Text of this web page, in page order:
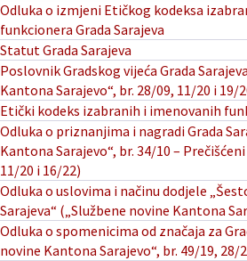
Odluka o izmjeni Etičkog kodeksa
funkcionera Grada Sarajeva
Statut Grada Sarajeva
Poslovnik Gradskog vijeća Grada
Kantona Sarajevo“, br. 28/09, 11/20 i 19/
Etički kodeks izabranih i imenovanih
Odluka o priznanjima i nagradi Grada
Kantona Sarajevo“, br. 34/10 –
11/20 i 16/22)
Odluka o uslovima i načinu dodjele
Sarajeva“ („Službene novine Kantona
Odluka o spomenicima od značaja za
novine Kantona Sarajevo“, br. 49/19, 28/